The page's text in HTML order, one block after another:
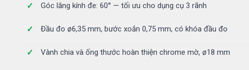
Góc lăng kính đe: 60° — tối ưu cho dụng cụ 3 rãnh
Đầu đo ø6,35 mm, bước xoắn 0,75 mm, có khóa đầu đo
Vành chia và ống thước hoàn thiện chrome mờ, ø18 mm